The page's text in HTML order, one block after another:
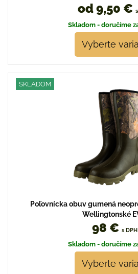
od 9,50 €
Skladom - doručíme
Vyberte
SKLADOM
Poľovnícka obuv gumená
Wellingtonské
98 € s DPH
Skladom - doručíme
Vyberte